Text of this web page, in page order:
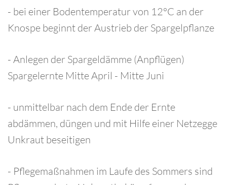
- bei einer Bodentemperatur von 12°C an der
Knospe beginnt der Austrieb der Spargelpflanze
- Anlegen der Spargeldämme (Anpflügen)
Spargelernte Mitte April - Mitte Juni
- unmittelbar nach dem Ende der Ernte
abdämmen, düngen und mit Hilfe einer Netzegge
Unkraut beseitigen
- Pflegemaßnahmen im Laufe des Sommers sind